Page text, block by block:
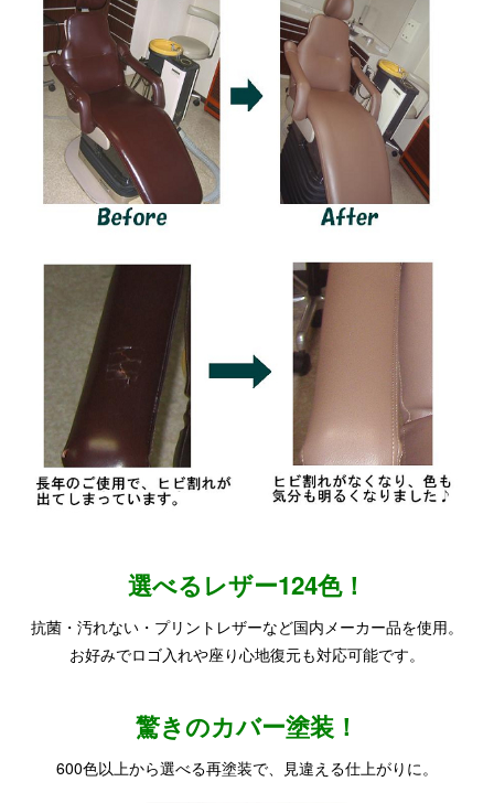
選べるレザー124色！
抗菌・汚れない・プリントレザーなど国内メーカー品を使用。
お好みでロゴ入れや座り心地復元も対応可能です。
驚きのカバー塗装！
600色以上から選べる再塗装で、見違える仕上がりに。